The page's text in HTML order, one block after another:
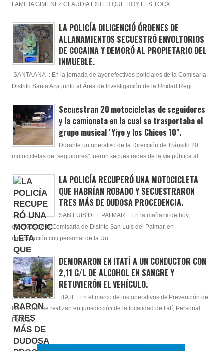
FAMILIA GIMENEZ CLAUDIA ESTER QUE HOY LES TOCA ...
LA POLICÍA DILIGENCIÓ ÓRDENES DE
ALLANAMIENTOS SECUESTRÓ ENVOLTORIOS
DE COCAINA Y DEMORÓ AL PROPIETARIO DEL
INMUEBLE.
SANTA ANA : En la jornada de ayer efectivos policiales de la Comisaría
Distrito Santa Ana junto al Área de Investigación de la Unidad Regi...
Secuestran 20 motocicletas de seguidores
y la camioneta en la cual se trasportaba el
grupo musical "Yiyo y los Chicos 10".
Durante un operativo de la Dirección de Tránsito 20
motocicletas de "seguidores" fueron secuestradas de la vía pública al ...
LA POLICÍA RECUPERÓ UNA MOTOCICLETA
QUE HABRÍAN ROBADO Y SECUESTRARON
TRES MÁS DE DUDOSA PROCEDENCIA.
SAN LUIS DEL PALMAR. : En la mañana de hoy,
efectivos de la Comisaría de Distrito San Luis del Palmar, en
colaboración con personal de la Un...
DEMORARON EN ITATÍ A UN CONDUCTOR CON
2,11 G/L DE ALCOHOL EN SANGRE Y
RETUVIERÓN EL VEHÍCULO.
ITATI : En el marco de los operativos de Prevención de
Ilícitos que se realizan en jurisdicción de la localidad de Itatí, Personal
Policia...